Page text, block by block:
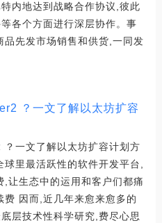
内地达到战略合作协议,彼此
各个方面进行深层协作。事
先发市场销售和供货,一同发
？一文了解以太坊扩容
一文了解以太坊扩容计划方
里最活跃性的软件开发平台,
让生态中的运用和客户们都痛
因而,近几年来愈来愈多的
层技术性科学研究,费尽心思